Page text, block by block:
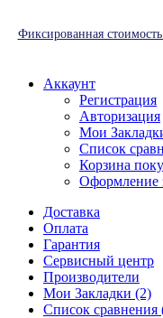
Фиксированная
Аккаунт
Регистрация
Авторизация
Мои
Список
Корзина
Оформление
Доставка
Оплата
Гарантия
Сервисный центр
Производители
Мои Закладки (2)
Список сравнения